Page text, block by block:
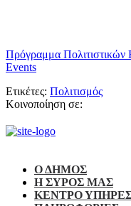
Πρόγραμμα
Events
Ετικέτες: Πολιτισμός
Κοινοποίηση σε:
Ο ΔΗΜΟΣ
Η ΣΥΡΟΣ ΜΑΣ
ΚΕΝΤΡΟ